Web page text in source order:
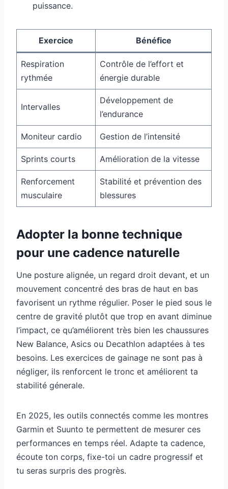
puissance.
Exercice Bénéfice
Respiration
rythmée
Contrôle de l’effort et
énergie durable
Intervalles
Développement de
l’endurance
Moniteur cardio Gestion de l’intensité
Sprints courts Amélioration de la vitesse
Renforcement
musculaire
Stabilité et prévention des
blessures
Adopter la bonne technique
pour une cadence naturelle
Une posture alignée, un regard droit devant, et un
mouvement concentré des bras de haut en bas
favorisent un rythme régulier. Poser le pied sous le
centre de gravité plutôt que trop en avant diminue
l’impact, ce qu’améliorent très bien les chaussures
New Balance, Asics ou Decathlon adaptées à tes
besoins. Les exercices de gainage ne sont pas à
négliger, ils renforcent le tronc et améliorent ta
stabilité génerale.
En 2025, les outils connectés comme les montres
Garmin et Suunto te permettent de mesurer ces
performances en temps réel. Adapte ta cadence,
écoute ton corps, fixe-toi un cadre progressif et
tu seras surpris des progrès.